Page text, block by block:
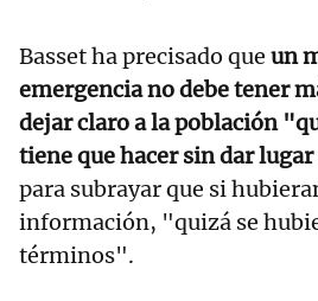
Basset ha precisado que un
emergencia no debe tener
dejar claro a la población
tiene que hacer sin dar
para subrayar que si
información, "quizá se
términos".